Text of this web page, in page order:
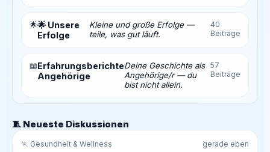
🌟🌟 Unsere
Erfolge
Kleine und große Erfolge —
teile, was gut läuft.
40
Beiträge
📖Erfahrungsberichte
Angehörige
Deine Geschichte als
Angehörige/r — du
bist nicht allein.
57
Beiträge
🧵 Neueste Diskussionen
🏃 Gesundheit & Wellness gerade eben